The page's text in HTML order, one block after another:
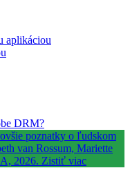
aplikáciou
DRM?